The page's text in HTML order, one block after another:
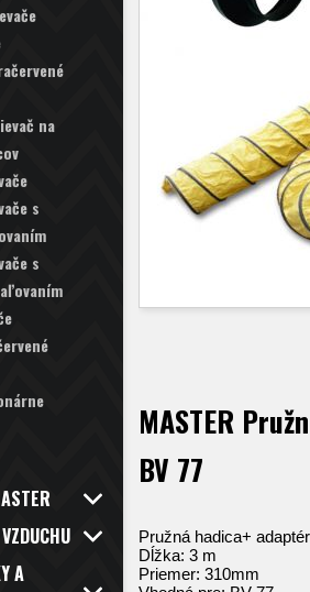
na
s
s
A
MASTER
BV 77
Pružná hadica+
Dĺžka: 3 m
Priemer: 310mm